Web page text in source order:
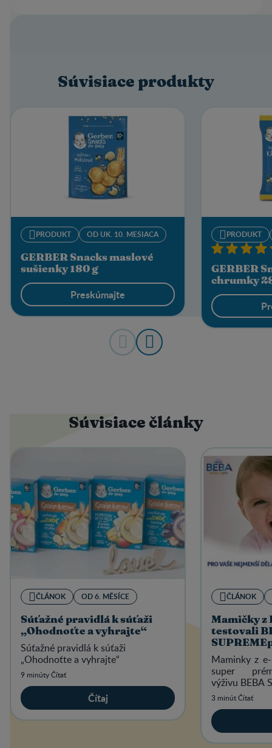
Súvisiace produkty
PRODUKT OD UK. 10. MESIACA
GERBER Snacks maslové
sušienky 180 g
Preskúmajte
PRODUKT
GERBER
chrumky
Súvisiace články
ČLÁNOK OD 6. MĚSÍCE
Súťažné pravidlá k súťaži
„Ohodnoťte a vyhrajte“
Súťažné pravidlá k súťaži
„Ohodnoťte a vyhrajte“
9 minúty Čítať
Čítaj
ČLÁNOK
Mamičky z
testovali
Maminky z
super
výživu BEBA
3 minút Čítať